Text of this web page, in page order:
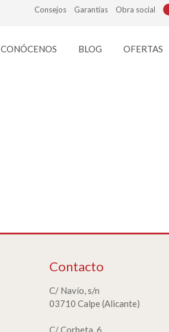
Consejos Garantías Obra social
CONÓCENOS BLOG OFERTAS
Contacto
C/ Navío, s/n
03710 Calpe (Alicante)
C/ Corbeta, 6